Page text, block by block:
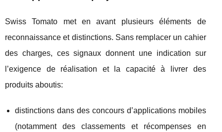
Swiss Tomato met en avant plusieurs éléments de
reconnaissance et distinctions. Sans remplacer un cahier
des charges, ces signaux donnent une indication sur
l’exigence de réalisation et la capacité à livrer des
produits aboutis:
distinctions dans des concours d’applications mobiles
(notamment des classements et récompenses en